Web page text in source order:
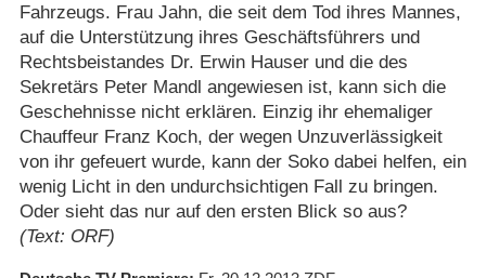
Fahrzeugs. Frau Jahn, die seit dem Tod ihres Mannes,
auf die Unterstützung ihres Geschäftsführers und
Rechtsbeistandes Dr. Erwin Hauser und die des
Sekretärs Peter Mandl angewiesen ist, kann sich die
Geschehnisse nicht erklären. Einzig ihr ehemaliger
Chauffeur Franz Koch, der wegen Unzuverlässigkeit
von ihr gefeuert wurde, kann der Soko dabei helfen, ein
wenig Licht in den undurchsichtigen Fall zu bringen.
Oder sieht das nur auf den ersten Blick so aus?
(Text: ORF)